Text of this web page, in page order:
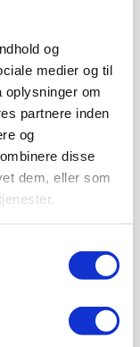
og
medier og til
om
partnere inden
og
disse
dem, eller som